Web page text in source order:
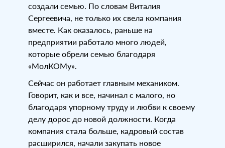
создали семью. По словам Виталия
Сергеевича, не только их свела компания
вместе. Как оказалось, раньше на
предприятии работало много людей,
которые обрели семью благодаря
«МолКОМу».
Сейчас он работает главным механиком.
Говорит, как и все, начинал с малого, но
благодаря упорному труду и любви к своему
делу дорос до новой должности. Когда
компания стала больше, кадровый состав
расширился, начали закупать новое